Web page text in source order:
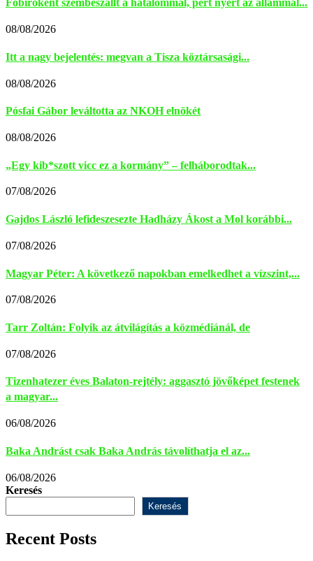
Főbíróként szembeszállt a hatalommal, pert nyert az állammal...
08/08/2026
Itt a nagy bejelentés: megvan a Tisza köztársasági...
08/08/2026
Pósfai Gábor leváltotta az NKOH elnökét
08/08/2026
„Egy kib*szott vicc ez a kormány” – felháborodtak...
07/08/2026
Gajdos László lefideszesezte Hadházy Ákost a Mol korábbi...
07/08/2026
Magyar Péter: A következő napokban emelkedhet a vízszint,...
07/08/2026
Tarr Zoltán: Folyik az átvilágítás a közmédiánál, de
07/08/2026
Tizenhatezer éves Balaton-rejtély: aggasztó jövőképet festenek
a magyar...
06/08/2026
Baka Andrást csak Baka András távolíthatja el az...
06/08/2026
Keresés
Keresés
Recent Posts